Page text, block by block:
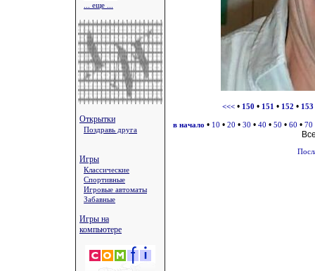
... еще ...
Открытки
Поздравь друга
Игры
Классические
Спортивные
Игровые автоматы
Забавные
Игры на
компьютере
<<<• 150 • 151 • 152 • 153
в начало • 10 • 20 • 30 • 40 • 50 • 60 • 70